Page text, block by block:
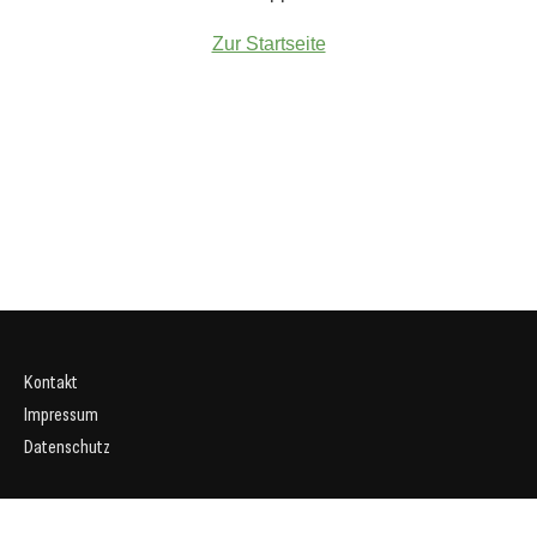
Zur Startseite
Kontakt
Impressum
Datenschutz